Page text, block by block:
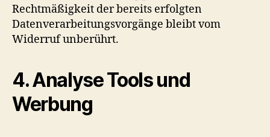
Rechtmäßigkeit der bereits erfolgten
Datenverarbeitungsvorgänge bleibt vom
Widerruf unberührt.
4. Analyse Tools und
Werbung